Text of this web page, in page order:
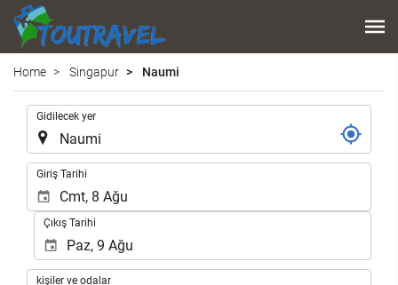
Home Singapur Naumi
Gidilecek yer
Giriş Tarihi
Çıkış Tarihi
kişiler
kişiler ve odalar